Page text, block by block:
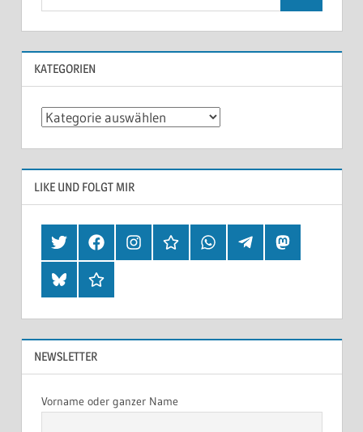
KATEGORIEN
Kategorien
LIKE UND FOLGT MIR
TwitterFacebookInstagramHearthisWhatsappTelegramMastodon
BlueskyThreads
NEWSLETTER
Vorname oder ganzer Name